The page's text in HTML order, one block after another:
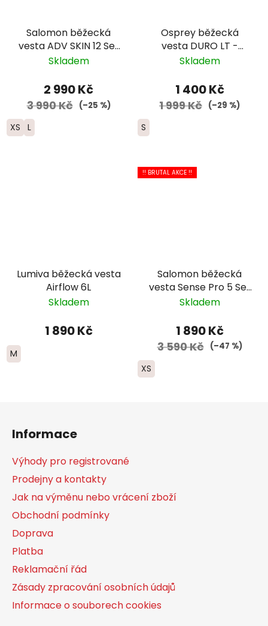
Salomon běžecká
vesta ADV SKIN 12 Set
- černá 2025
Skladem
2 990 Kč
3 990 Kč (–25 %)
XS L
Osprey běžecká
vesta DURO LT -
pánská modrá
Skladem
1 400 Kč
1 999 Kč (–29 %)
S
Lumiva běžecká vesta
Airflow 6L
Skladem
1 890 Kč
M
!! BRUTAL AKCE !!
Salomon běžecká
vesta Sense Pro 5 Set
- černá
Skladem
1 890 Kč
3 590 Kč (–47 %)
XS
Informace
Výhody pro registrované
Prodejny a kontakty
Jak na výměnu nebo vrácení zboží
Obchodní podmínky
Doprava
Platba
Reklamační řád
Zásady zpracování osobních údajů
Informace o souborech cookies